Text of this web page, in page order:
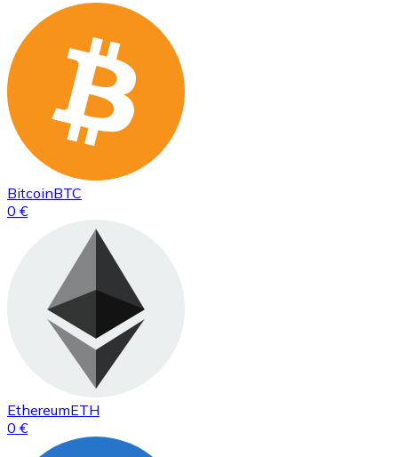
BitcoinBTC
0 €
EthereumETH
0 €